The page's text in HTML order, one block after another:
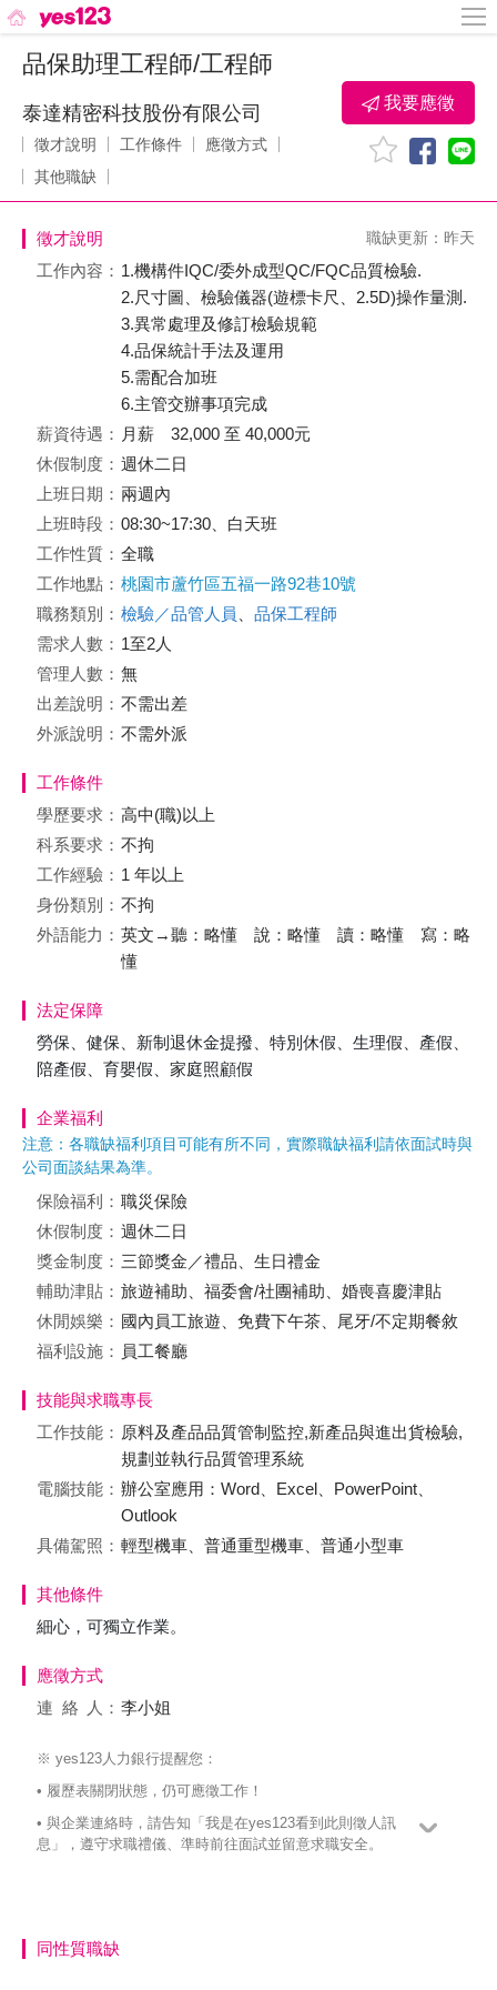
品保助理工程師/工程師
泰達精密科技股份有限公司
徵才說明 工作條件
應徵方式
其他職缺
我要應徵
徵才說明 職缺更新：昨天
工作內容： 1.機構件IQC/委外成型QC/FQC品質檢驗.
2.尺寸圖、檢驗儀器(遊標卡尺、2.5D)操作量測.
3.異常處理及修訂檢驗規範
4.品保統計手法及運用
5.需配合加班
6.主管交辦事項完成
薪資待遇： 月薪 32,000 至 40,000元
休假制度： 週休二日
上班日期： 兩週內
上班時段： 08:30~17:30、白天班
工作性質： 全職
工作地點： 桃園市蘆竹區五福一路92巷10號
職務類別： 檢驗／品管人員
品保工程師
需求人數： 1至2人
管理人數： 無
出差說明： 不需出差
外派說明： 不需外派
工作條件
學歷要求： 高中(職)以上
科系要求： 不拘
工作經驗： 1 年以上
身份類別： 不拘
外語能力： 英文→聽：略懂 說：略懂 讀：略懂 寫：略
懂
法定保障
勞保、健保、新制退休金提撥、特別休假、生理假、產假、
陪產假、育嬰假、家庭照顧假
企業福利
注意：各職缺福利項目可能有所不同，實際職缺福利請依面試時與
公司面談結果為準。
保險福利： 職災保險
休假制度： 週休二日
獎金制度： 三節獎金／禮品、生日禮金
輔助津貼： 旅遊補助、福委會/社團補助、婚喪喜慶津貼
休閒娛樂： 國內員工旅遊、免費下午茶、尾牙/不定期餐敘
福利設施： 員工餐廳
技能與求職專長
工作技能： 原料及產品品質管制監控,新產品與進出貨檢驗,
規劃並執行品質管理系統
電腦技能： 辦公室應用：Word、Excel、PowerPoint、
Outlook
具備駕照： 輕型機車、普通重型機車、普通小型車
其他條件
細心，可獨立作業。
應徵方式
連絡
人： 李小姐
※ yes123人力銀行提醒您：
• 履歷表關閉狀態，仍可應徵工作！
• 與企業連絡時，請告知「我是在yes123看到此則徵人訊
息」，遵守求職禮儀、準時前往面試並留意求職安全。
同性質職缺